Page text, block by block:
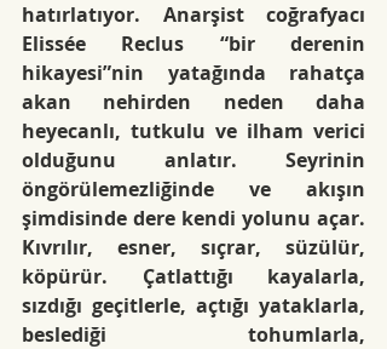
hatırlatıyor. Anarşist coğrafyacı
Elissée Reclus “bir derenin
hikayesi”nin yatağında rahatça
akan nehirden neden daha
heyecanlı, tutkulu ve ilham verici
olduğunu anlatır. Seyrinin
öngörülemezliğinde ve akışın
şimdisinde dere kendi yolunu açar.
Kıvrılır, esner, sıçrar, süzülür,
köpürür. Çatlattığı kayalarla,
sızdığı geçitlerle, açtığı yataklarla,
beslediği tohumlarla,